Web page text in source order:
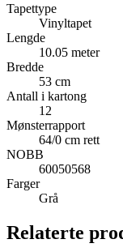
Tapettype
Vinyltapet
Lengde
10.05 meter
Bredde
53 cm
Antall i kartong
12
Mønsterrapport
64/0 cm rett
NOBB
60050568
Farger
Grå
Relaterte